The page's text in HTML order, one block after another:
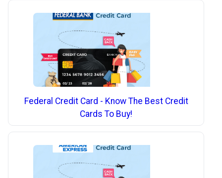
Federal Credit Card - Know The Best Credit
Cards To Buy!